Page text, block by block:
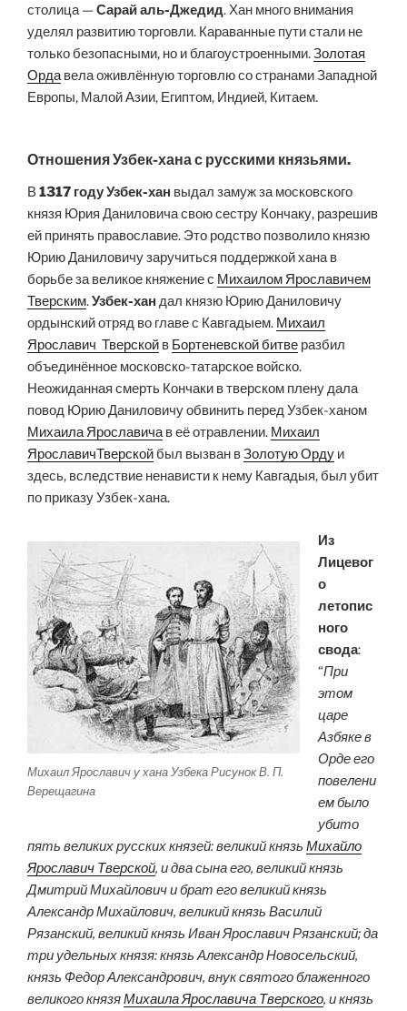
столица —Сарай аль-Джедид. Хан много внимания
уделял развитию торговли. Караванные пути стали не
только безопасными, но и благоустроенными.Золотая
Орда вела оживлённую торговлю со странами Западной
Европы, Малой Азии, Египтом, Индией, Китаем.
Отношения Узбек-хана с русскими князьями.
В1317 годуУзбек-хан выдал замуж за московского
князя Юрия Даниловича свою сестру Кончаку, разрешив
ей принять православие. Это родство позволило князю
Юрию Даниловичу заручиться поддержкой хана в
борьбе за великое княжение с Михаилом Ярославичем
Тверским.Узбек-хан дал князю Юрию Даниловичу
ордынский отряд во главе с Кавгадыем. Михаил
Ярославич Тверской в Бортеневской битве разбил
объединённое московско-татарское войско.
Неожиданная смерть Кончаки в тверском плену дала
повод Юрию Даниловичу обвинить перед Узбек-ханом
Михаила Ярославичав её отравлении. Михаил
ЯрославичТверской был вызван вЗолотую Орду и
здесь, вследствие ненависти к нему Кавгадыя, был убит
по приказу Узбек-хана.
Михаил Ярославич у хана Узбека Рисунок В. П.
Верещагина
Из
Лицевог
о
летопис
ного
свода:
“При
этом
царе
Азбяке в
Орде его
повелени
ем было
убито
пять великих русских князей: великий князь Михайло
Ярославич Тверской, и два сына его, великий князь
Дмитрий Михайлович и брат его великий князь
Александр Михайлович, великий князь Василий
Рязанский, великий князь Иван Ярославич Рязанский; да
три удельных князя: князь Александр Новосельский,
князь Федор Александрович, внук святого блаженного
великого князяМихаила Ярославича Тверского, и князь